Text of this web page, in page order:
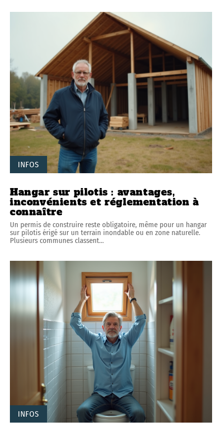
INFOS
Hangar sur pilotis : avantages,
inconvénients et réglementation à
connaître
Un permis de construire reste obligatoire, même pour un hangar
sur pilotis érigé sur un terrain inondable ou en zone naturelle.
Plusieurs communes classent…
INFOS